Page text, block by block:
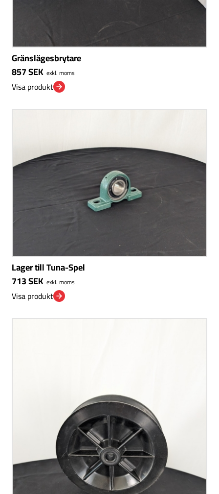
Gränslägesbrytare
857SEK exkl. moms
Visa produkt
Lager till Tuna-Spel
713SEK exkl. moms
Visa produkt